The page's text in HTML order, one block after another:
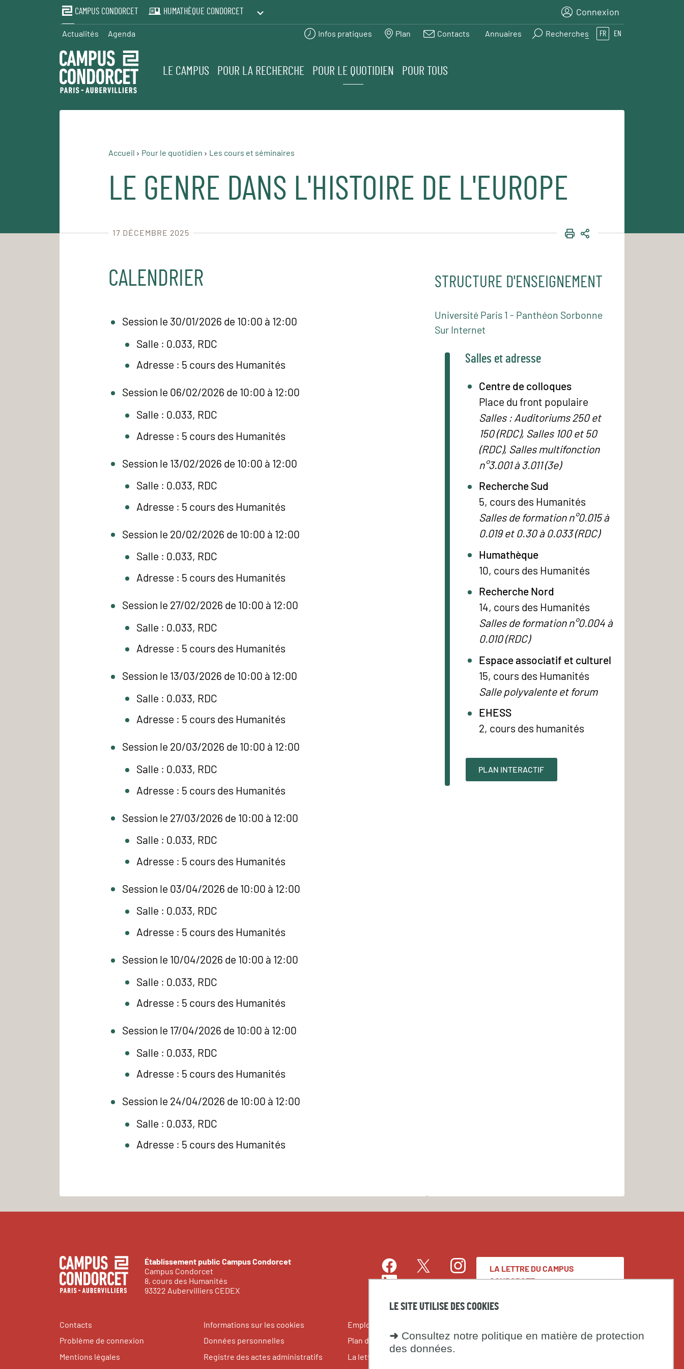
LE SITE UTILISE DES COOKIES
➜ Consultez notre politique en matière de protection
des données.
CAMPUS CONDORCET HUMATHÈQUE CONDORCET
PRINTEMPS DES HUMANITÉS
Connexion
Actualités Agenda Infos pratiques Plan Contacts Annuaires Recherches FR EN
LE CAMPUS POUR LA RECHERCHE POUR LE QUOTIDIEN POUR TOUS
Accueil Pour le quotidien Les cours et séminaires
LE GENRE DANS L'HISTOIRE DE L'EUROPE
17 DÉCEMBRE 2025 IMPRIMER
PARTAGER
CALENDRIER
Session le 30/01/2026 de 10:00 à 12:00
Salle : 0.033, RDC
Adresse : 5 cours des Humanités
Session le 06/02/2026 de 10:00 à 12:00
Salle : 0.033, RDC
Adresse : 5 cours des Humanités
Session le 13/02/2026 de 10:00 à 12:00
Salle : 0.033, RDC
Adresse : 5 cours des Humanités
Session le 20/02/2026 de 10:00 à 12:00
Salle : 0.033, RDC
Adresse : 5 cours des Humanités
Session le 27/02/2026 de 10:00 à 12:00
Salle : 0.033, RDC
Adresse : 5 cours des Humanités
Session le 13/03/2026 de 10:00 à 12:00
Salle : 0.033, RDC
Adresse : 5 cours des Humanités
Session le 20/03/2026 de 10:00 à 12:00
Salle : 0.033, RDC
Adresse : 5 cours des Humanités
Session le 27/03/2026 de 10:00 à 12:00
Salle : 0.033, RDC
Adresse : 5 cours des Humanités
Session le 03/04/2026 de 10:00 à 12:00
Salle : 0.033, RDC
Adresse : 5 cours des Humanités
Session le 10/04/2026 de 10:00 à 12:00
Salle : 0.033, RDC
Adresse : 5 cours des Humanités
Session le 17/04/2026 de 10:00 à 12:00
Salle : 0.033, RDC
Adresse : 5 cours des Humanités
Session le 24/04/2026 de 10:00 à 12:00
Salle : 0.033, RDC
Adresse : 5 cours des Humanités
STRUCTURE D'ENSEIGNEMENT
Université Paris 1 - Panthéon Sorbonne
Sur Internet
Salles et adresse
Centre de colloques
Place du front populaire
Salles : Auditoriums 250 et
150 (RDC), Salles 100 et 50
(RDC), Salles multifonction
n°3.001 à 3.011 (3e)
Recherche Sud
5, cours des Humanités
Salles de formation n°0.015 à
0.019 et 0.30 à 0.033 (RDC)
Humathèque
10, cours des Humanités
Recherche Nord
14, cours des Humanités
Salles de formation n°0.004 à
0.010 (RDC)
Espace associatif et culturel
15, cours des Humanités
Salle polyvalente et forum
EHESS
2, cours des humanités
PLAN INTERACTIF
Établissement public Campus Condorcet
Campus Condorcet
8, cours des Humanités
93322 Aubervilliers CEDEX
FacebookTwitter
InstagramLA LETTRE DU CAMPUS
CONDORCET
Contacts
Problème de connexion
Mentions légales
Informations sur les cookies
Données personnelles
Registre des actes administratifs
Emplois et stages
Plan du site
La lettre du Campus Condorcet
Marchés publics